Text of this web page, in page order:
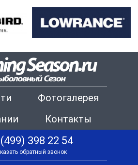
Фотогалерея
Контакты
398 22 54
обратный звонок